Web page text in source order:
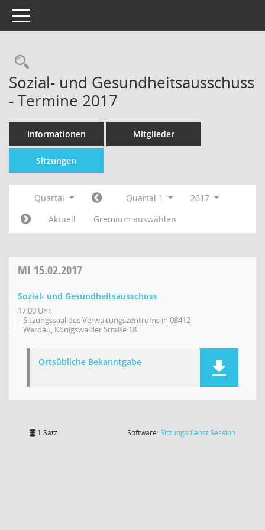
Toggle navigation
Sozial- und Gesundheitsausschuss
- Termine 2017
Informationen Mitglieder
Sitzungen
Quartal Quartal 1
2017
Aktuell
Gremium auswählen
MI 15.02.2017
Sozial- und Gesundheitsausschuss
17:00 Uhr
Sitzungssaal des Verwaltungszentrums in 08412
Werdau, Königswalder Straße 18
Ortsübliche Bekanntgabe
1 Satz Software:SitzungsdienstSession(Wird in